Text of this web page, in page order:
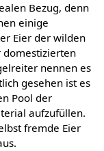
Bezug, denn
einige
Eier der wilden
domestizierten
nennen es
gesehen ist es
Pool der
aufzufüllen.
fremde Eier